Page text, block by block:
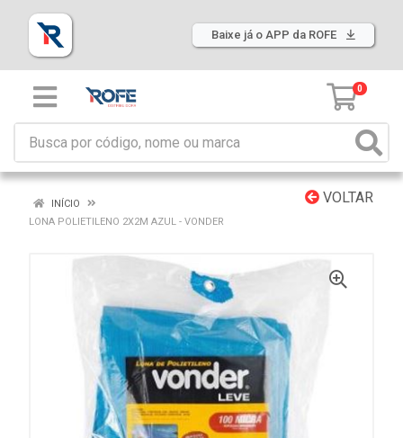
Baixe já o APP da ROFE
0
VOLTAR
INÍCIO
LONA POLIETILENO 2X2M AZUL - VONDER